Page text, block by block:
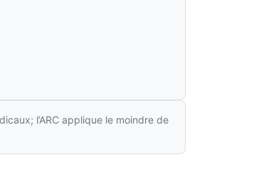
l’ARC applique le moindre de